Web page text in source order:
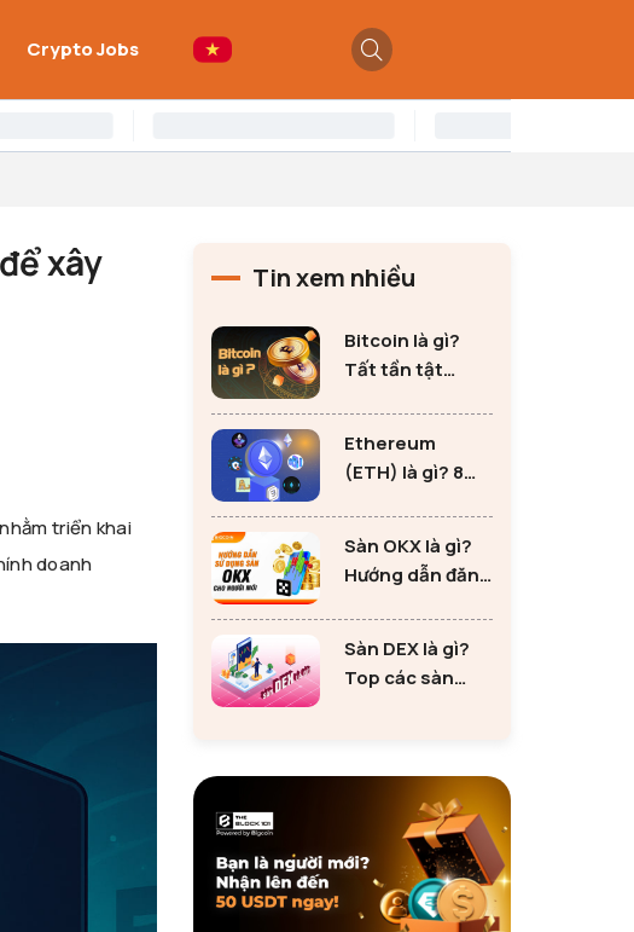
Crypto Jobs
xây
triển khai
doanh
Tin xem nhiều
Bitcoin là gì?
Tất tần tật
Bitcoin
Ethereum
(ETH) là gì? 8
tư Ethereum
Sàn OKX là gì?
Hướng dẫn đăng
mới
Sàn DEX là gì?
Top các sàn